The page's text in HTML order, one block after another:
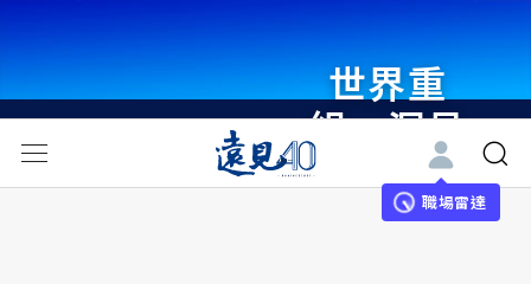
世界重
組・洞見
未來 與
世界領袖
職場雷達